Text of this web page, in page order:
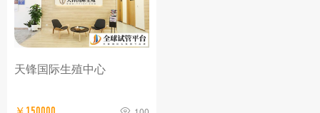
天锋国际生殖中心